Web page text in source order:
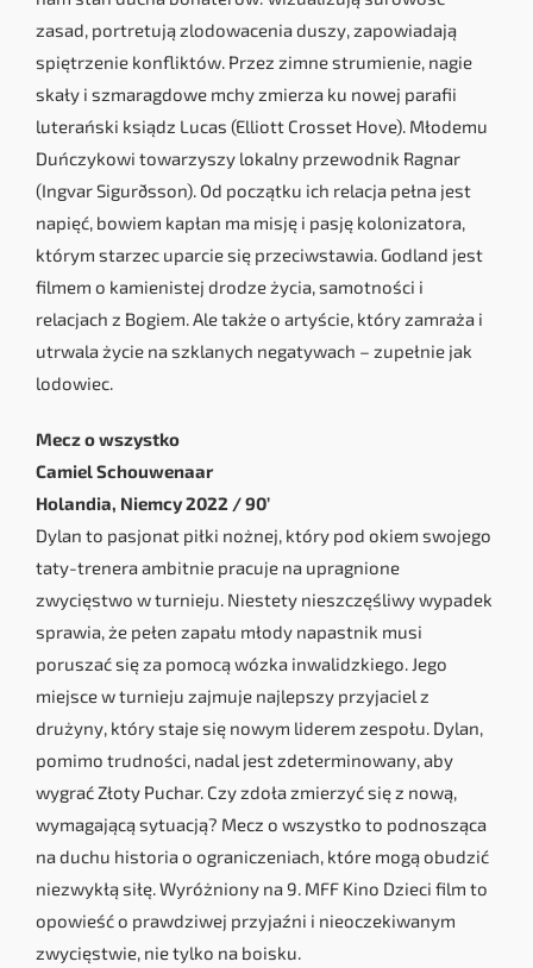
zasad, portretują zlodowacenia duszy, zapowiadają
spiętrzenie konfliktów. Przez zimne strumienie, nagie
skały i szmaragdowe mchy zmierza ku nowej parafii
luterański ksiądz Lucas (Elliott Crosset Hove). Młodemu
Duńczykowi towarzyszy lokalny przewodnik Ragnar
(Ingvar Sigurðsson). Od początku ich relacja pełna jest
napięć, bowiem kapłan ma misję i pasję kolonizatora,
którym starzec uparcie się przeciwstawia. Godland jest
filmem o kamienistej drodze życia, samotności i
relacjach z Bogiem. Ale także o artyście, który zamraża i
utrwala życie na szklanych negatywach – zupełnie jak
lodowiec.
Mecz o wszystko
Camiel Schouwenaar
Holandia, Niemcy 2022 / 90’
Dylan to pasjonat piłki nożnej, który pod okiem swojego
taty-trenera ambitnie pracuje na upragnione
zwycięstwo w turnieju. Niestety nieszczęśliwy wypadek
sprawia, że pełen zapału młody napastnik musi
poruszać się za pomocą wózka inwalidzkiego. Jego
miejsce w turnieju zajmuje najlepszy przyjaciel z
drużyny, który staje się nowym liderem zespołu. Dylan,
pomimo trudności, nadal jest zdeterminowany, aby
wygrać Złoty Puchar. Czy zdoła zmierzyć się z nową,
wymagającą sytuacją? Mecz o wszystko to podnosząca
na duchu historia o ograniczeniach, które mogą obudzić
niezwykłą siłę. Wyróżniony na 9. MFF Kino Dzieci film to
opowieść o prawdziwej przyjaźni i nieoczekiwanym
zwycięstwie, nie tylko na boisku.